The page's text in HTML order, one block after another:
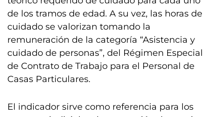
de los tramos de edad. A su vez, las horas de
cuidado se valorizan tomando la
remuneración de la categoría “Asistencia y
cuidado de personas”, del Régimen Especial
de Contrato de Trabajo para el Personal de
Casas Particulares.
El indicador sirve como referencia para los